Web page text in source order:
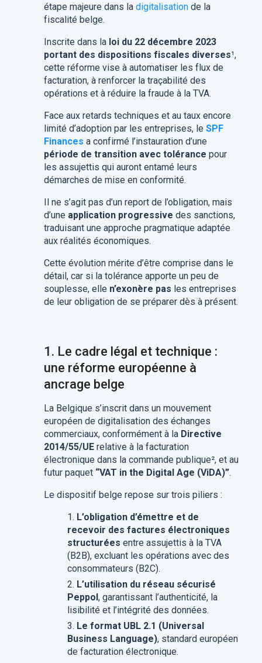
étape majeure dans la digitalisationde la
fiscalité belge.
Inscrite dans la loi du 22 décembre 2023
portant des dispositions fiscales diverses¹,
cette réforme vise à automatiser les flux de
facturation, à renforcer la traçabilité des
opérations et à réduire la fraude à la TVA.
Face aux retards techniques et au taux encore
limité d’adoption par les entreprises, le SPF
Finances a confirmé l’instauration d’une
période de transition avec tolérance pour
les assujettis qui auront entamé leurs
démarches de mise en conformité.
Il ne s’agit pas d’un report de l’obligation, mais
d’une application progressive des sanctions,
traduisant une approche pragmatique adaptée
aux réalités économiques.
Cette évolution mérite d’être comprise dans le
détail, car si la tolérance apporte un peu de
souplesse, elle n’exonère pas les entreprises
de leur obligation de se préparer dès à présent.
1. Le cadre légal et technique :
une réforme européenne à
ancrage belge
La Belgique s’inscrit dans un mouvement
européen de digitalisation des échanges
commerciaux, conformément à la Directive
2014/55/UErelative à la facturation
électronique dans la commande publique², et au
futur paquet “VAT in the Digital Age (ViDA)”.
Le dispositif belge repose sur trois piliers :
L’obligation d’émettre et de
recevoir des factures électroniques
structurées entre assujettis à la TVA
(B2B), excluant les opérations avec des
consommateurs (B2C).
L’utilisation du réseau sécurisé
Peppol, garantissant l’authenticité, la
lisibilité et l’intégrité des données.
Le format UBL 2.1 (Universal
Business Language), standard européen
de facturation électronique.